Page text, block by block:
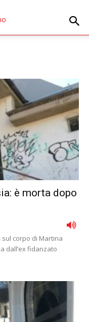
è morta dopo
sul corpo di Martina
dall’ex fidanzato